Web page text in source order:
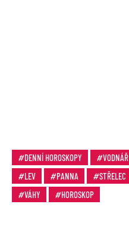
DENNÍ HOROSKOPY VODNÁŘ
LEV
PANNA STŘELEC
VÁHY
HOROSKOP